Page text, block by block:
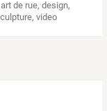
art de rue,design,
,video